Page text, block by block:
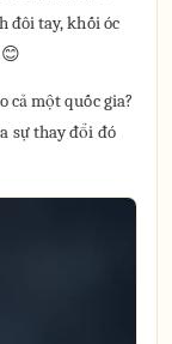
đôi tay, khối óc
cả một quốc gia?
sự thay đổi đó